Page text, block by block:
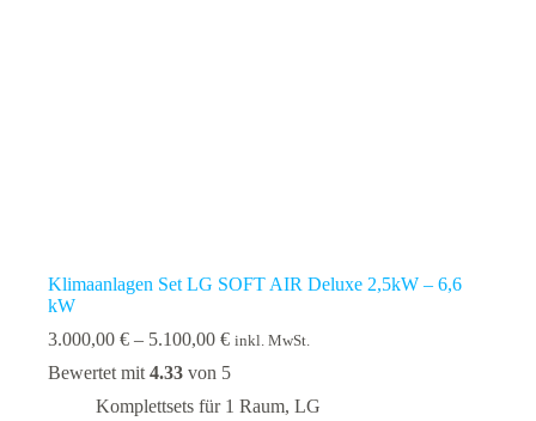
Klimaanlagen Set LG SOFT AIR Deluxe 2,5kW – 6,6
kW
3.000,00 € – 5.100,00 €Preisspanne:
bis
5.100,00 €
inkl. MwSt.
Bewertet mit 4.33 von 5
Komplettsets für 1 Raum, LG